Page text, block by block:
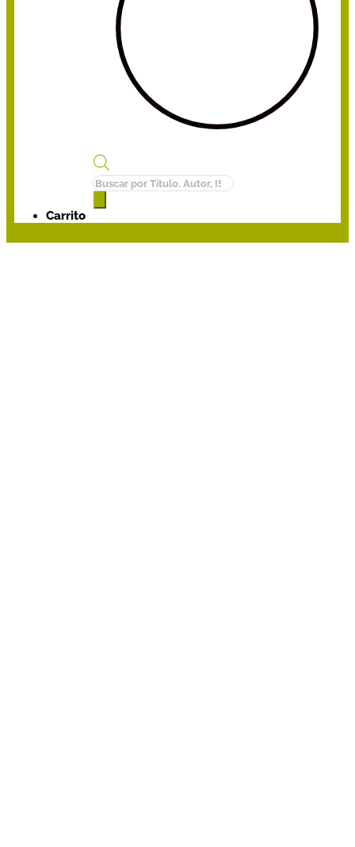
Búsqueda
de
productos
Carrito